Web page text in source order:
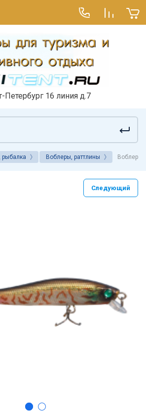
Петербург 16 линия д.7
рыбалка Воблеры, раттлины Воблер
Следующий